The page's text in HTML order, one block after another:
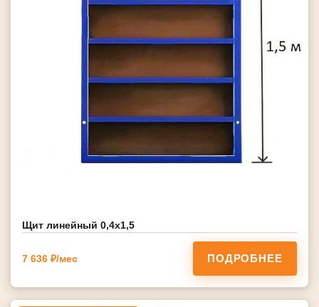
Щит линейный 0,4х1,5
7 636 ₽/мес ПОДРОБНЕЕ